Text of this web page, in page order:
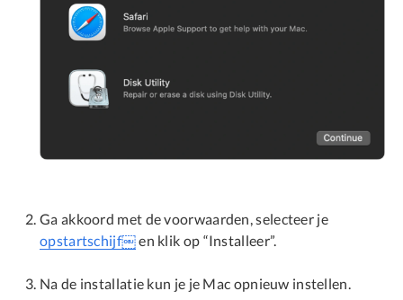
Ga akkoord met de voorwaarden, selecteer je
opstartschijf￼en klik op “Installeer”.
Na de installatie kun je je Mac opnieuw instellen.